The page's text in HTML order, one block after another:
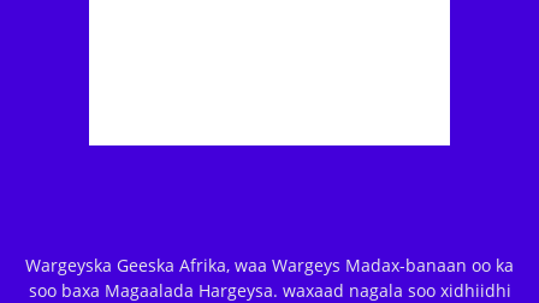
Wargeyska Geeska Afrika, waa Wargeys Madax-banaan oo ka
soo baxa Magaalada Hargeysa. waxaad nagala soo xidhiidhi